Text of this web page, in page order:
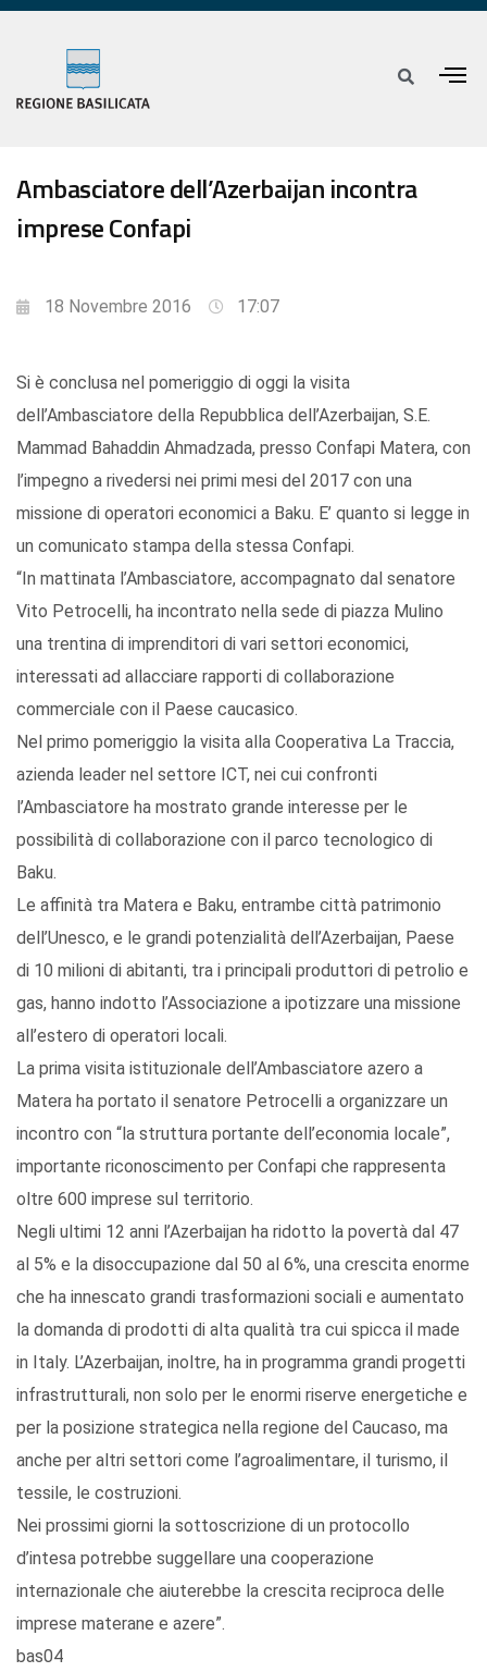
Ambasciatore dell’Azerbaijan incontra
imprese Confapi
18 Novembre 2016 17:07
Si è conclusa nel pomeriggio di oggi la visita
dell’Ambasciatore della Repubblica dell’Azerbaijan, S.E.
Mammad Bahaddin Ahmadzada, presso Confapi Matera, con
l’impegno a rivedersi nei primi mesi del 2017 con una
missione di operatori economici a Baku. E’ quanto si legge in
un comunicato stampa della stessa Confapi.
“In mattinata l’Ambasciatore, accompagnato dal senatore
Vito Petrocelli, ha incontrato nella sede di piazza Mulino
una trentina di imprenditori di vari settori economici,
interessati ad allacciare rapporti di collaborazione
commerciale con il Paese caucasico.
Nel primo pomeriggio la visita alla Cooperativa La Traccia,
azienda leader nel settore ICT, nei cui confronti
l’Ambasciatore ha mostrato grande interesse per le
possibilità di collaborazione con il parco tecnologico di
Baku.
Le affinità tra Matera e Baku, entrambe città patrimonio
dell’Unesco, e le grandi potenzialità dell’Azerbaijan, Paese
di 10 milioni di abitanti, tra i principali produttori di petrolio e
gas, hanno indotto l’Associazione a ipotizzare una missione
all’estero di operatori locali.
La prima visita istituzionale dell’Ambasciatore azero a
Matera ha portato il senatore Petrocelli a organizzare un
incontro con “la struttura portante dell’economia locale”,
importante riconoscimento per Confapi che rappresenta
oltre 600 imprese sul territorio.
Negli ultimi 12 anni l’Azerbaijan ha ridotto la povertà dal 47
al 5% e la disoccupazione dal 50 al 6%, una crescita enorme
che ha innescato grandi trasformazioni sociali e aumentato
la domanda di prodotti di alta qualità tra cui spicca il made
in Italy. L’Azerbaijan, inoltre, ha in programma grandi progetti
infrastrutturali, non solo per le enormi riserve energetiche e
per la posizione strategica nella regione del Caucaso, ma
anche per altri settori come l’agroalimentare, il turismo, il
tessile, le costruzioni.
Nei prossimi giorni la sottoscrizione di un protocollo
d’intesa potrebbe suggellare una cooperazione
internazionale che aiuterebbe la crescita reciproca delle
imprese materane e azere”.
bas04